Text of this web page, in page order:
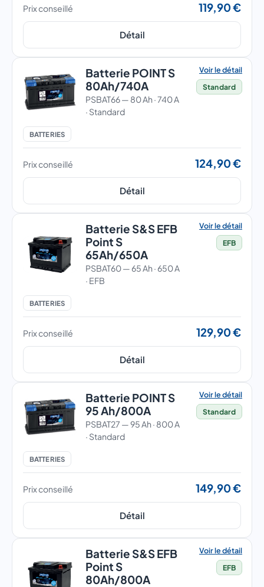
Prix conseillé 119,90 €
Détail
Batterie POINT S
80Ah/740A
Voir le détail
PSBAT66 — 80 Ah · 740 A
· Standard
BATTERIES
Standard
Prix conseillé 124,90 €
Détail
Batterie S&S EFB
Point S
65Ah/650A
Voir le détail
PSBAT60 — 65 Ah · 650 A
· EFB
BATTERIES
EFB
Prix conseillé 129,90 €
Détail
Batterie POINT S
95 Ah/800A
Voir le détail
PSBAT27 — 95 Ah · 800 A
· Standard
BATTERIES
Standard
Prix conseillé 149,90 €
Détail
Batterie S&S EFB
Point S
80Ah/800A
Voir le détail
EFB